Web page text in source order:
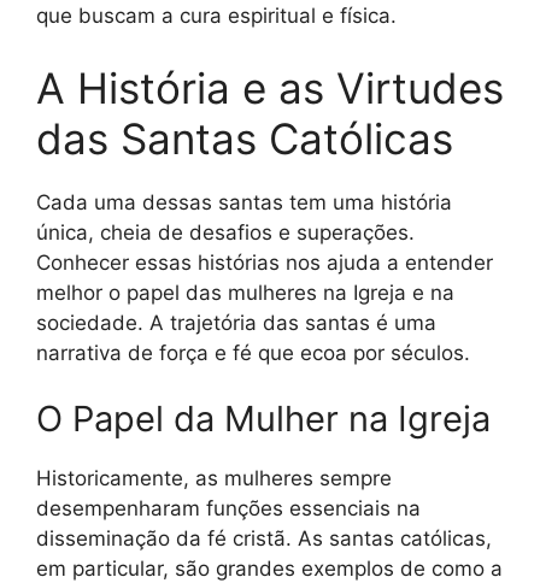
que buscam a cura espiritual e física.
A História e as Virtudes
das Santas Católicas
Cada uma dessas santas tem uma história
única, cheia de desafios e superações.
Conhecer essas histórias nos ajuda a entender
melhor o papel das mulheres na Igreja e na
sociedade. A trajetória das santas é uma
narrativa de força e fé que ecoa por séculos.
O Papel da Mulher na Igreja
Historicamente, as mulheres sempre
desempenharam funções essenciais na
disseminação da fé cristã. As santas católicas,
em particular, são grandes exemplos de como a